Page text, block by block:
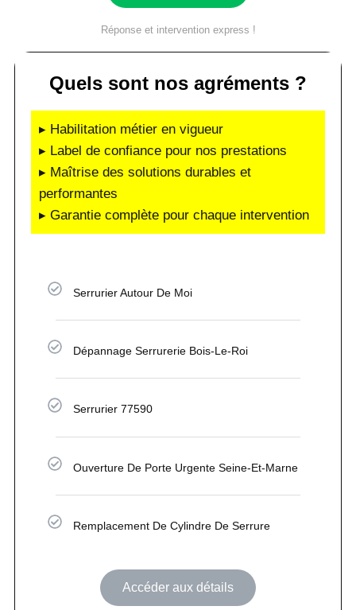
Réponse et intervention express !
Quels sont nos agréments ?
▸ Habilitation métier en vigueur
▸ Label de confiance pour nos prestations
▸ Maîtrise des solutions durables et
performantes
▸ Garantie complète pour chaque intervention
Serrurier Autour De Moi
Dépannage Serrurerie Bois-Le-Roi
Serrurier 77590
Ouverture De Porte Urgente Seine-Et-Marne
Remplacement De Cylindre De Serrure
Accéder aux détails